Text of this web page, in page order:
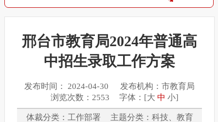
邢台市教育局2024年普通高
中招生录取工作方案
发布时间： 2024-04-30 发布机构：市教育局
浏览次数：2553 字体：[大 中 小]
体裁分类：工作部署 主题分类：科技、教育